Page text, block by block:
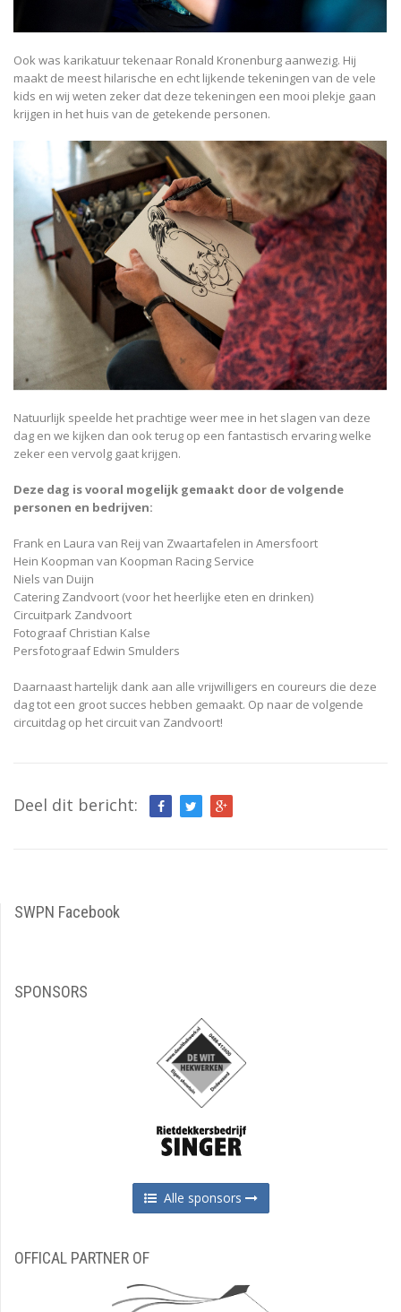
Ook was karikatuur tekenaar Ronald Kronenburg aanwezig. Hij
maakt de meest hilarische en echt lijkende tekeningen van de vele
kids en wij weten zeker dat deze tekeningen een mooi plekje gaan
krijgen in het huis van de getekende personen.
Natuurlijk speelde het prachtige weer mee in het slagen van deze
dag en we kijken dan ook terug op een fantastisch ervaring welke
zeker een vervolg gaat krijgen.
Deze dag is vooral mogelijk gemaakt door de volgende
personen en bedrijven:
Frank en Laura van Reij van Zwaartafelen in Amersfoort
Hein Koopman van Koopman Racing Service
Niels van Duijn
Catering Zandvoort (voor het heerlijke eten en drinken)
Circuitpark Zandvoort
Fotograaf Christian Kalse
Persfotograaf Edwin Smulders
Daarnaast hartelijk dank aan alle vrijwilligers en coureurs die deze
dag tot een groot succes hebben gemaakt. Op naar de volgende
circuitdag op het circuit van Zandvoort!
Deel dit bericht:
SWPN Facebook
SPONSORS
Alle sponsors
OFFICAL PARTNER OF